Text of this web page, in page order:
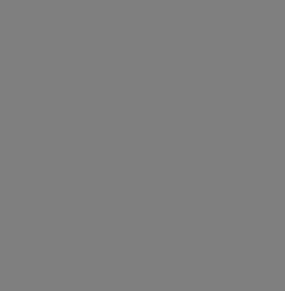
Sie optimieren können, den Inhalt auf unserer Website aber
Sie zu gestalten. Bitte beachten Sie, dass Daten hierfür
übertragen werden.